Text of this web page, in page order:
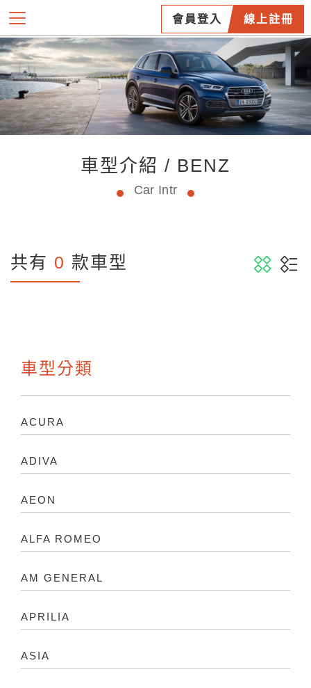
會員登入 線上註冊
車型介紹 / BENZ
Car Intr
共有 0 款車型
車型分類
ACURA
ADIVA
AEON
ALFA ROMEO
AM GENERAL
APRILIA
ASIA